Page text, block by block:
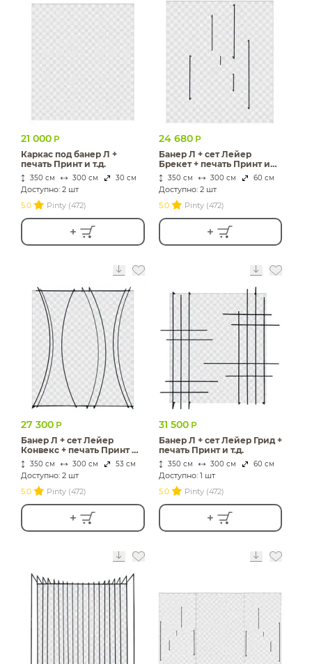
21 000 Р
Каркас под банер Л +
печать Принт и т.д.
350 см 300 см 30 см
Доступно: 2 шт
5.0
Pinty (472)
24 680 Р
Банер Л + сет Лейер
Брекет + печать Принт и
т.д.350 см 300 см 60 см
Доступно: 2 шт
5.0
Pinty (472)
27 300 Р
Банер Л + сет Лейер
Конвекс + печать Принт и
т.д.350 см 300 см 53 см
Доступно: 2 шт
5.0
Pinty (472)
31 500 Р
Банер Л + сет Лейер Грид +
печать Принт и т.д.
350 см 300 см 60 см
Доступно: 1 шт
5.0
Pinty (472)